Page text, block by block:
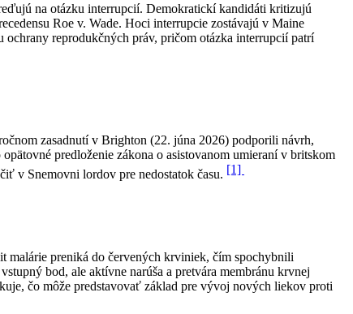
na otázku interrupcií. Demokratickí kandidáti kritizujú
Roe v. Wade. Hoci interrupcie zostávajú v Maine
reprodukčných práv, pričom otázka interrupcií patrí
zasadnutí v Brighton (22. júna 2026) podporili návrh,
predloženie zákona o asistovanom umieraní v britskom
v Snemovni lordov pre nedostatok času. [1]
malárie preniká do červených krviniek, čím spochybnili
bod, ale aktívne narúša a pretvára membránu krvnej
čo môže predstavovať základ pre vývoj nových liekov proti